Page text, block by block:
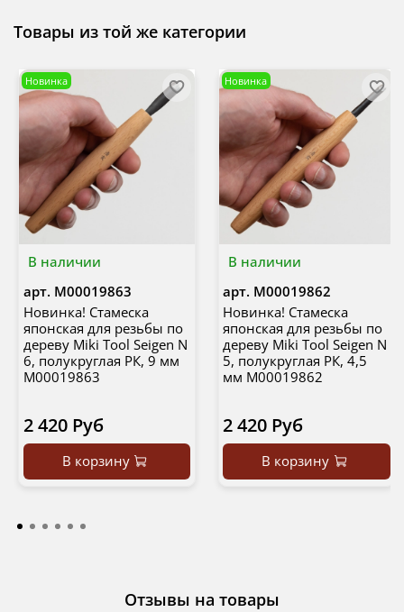
Товары из той же категории
В наличии
Новинка
арт. М00019863
Новинка! Стамеска
японская для резьбы по
дереву Miki Tool Seigen N
6, полукруглая РК, 9 мм
М00019863
2 420 Руб
В корзину
В наличии
Новинка
арт. М00019862
Новинка! Стамеска
японская для резьбы по
дереву Miki Tool Seigen N
5, полукруглая РК, 4,5
мм М00019862
2 420 Руб
В корзину
Отзывы на товары